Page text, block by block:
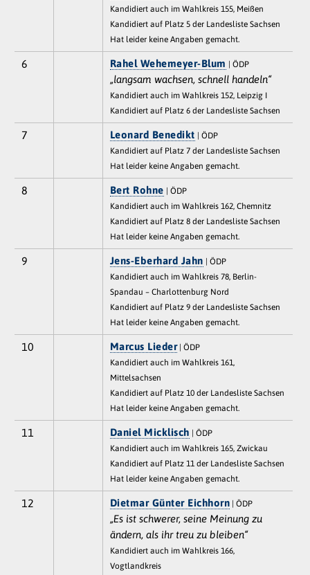
Kandidiert auch im Wahlkreis 155, Meißen
Kandidiert auf Platz 5 der Landesliste Sachsen
Hat leider keine Angaben gemacht.
6 Rahel Wehemeyer-Blum | ÖDP
„langsam wachsen, schnell handeln“
Kandidiert auch im Wahlkreis 152, Leipzig I
Kandidiert auf Platz 6 der Landesliste Sachsen
7 Leonard Benedikt | ÖDP
Kandidiert auf Platz 7 der Landesliste Sachsen
Hat leider keine Angaben gemacht.
8 Bert Rohne | ÖDP
Kandidiert auch im Wahlkreis 162, Chemnitz
Kandidiert auf Platz 8 der Landesliste Sachsen
Hat leider keine Angaben gemacht.
9 Jens-Eberhard Jahn | ÖDP
Kandidiert auch im Wahlkreis 78, Berlin-
Spandau – Charlottenburg Nord
Kandidiert auf Platz 9 der Landesliste Sachsen
Hat leider keine Angaben gemacht.
10 Marcus Lieder| ÖDP
Kandidiert auch im Wahlkreis 161,
Mittelsachsen
Kandidiert auf Platz 10 der Landesliste Sachsen
Hat leider keine Angaben gemacht.
11 Daniel Micklisch | ÖDP
Kandidiert auch im Wahlkreis 165, Zwickau
Kandidiert auf Platz 11 der Landesliste Sachsen
Hat leider keine Angaben gemacht.
12 Dietmar Günter Eichhorn | ÖDP
„Es ist schwerer, seine Meinung zu
ändern, als ihr treu zu bleiben“
Kandidiert auch im Wahlkreis 166,
Vogtlandkreis